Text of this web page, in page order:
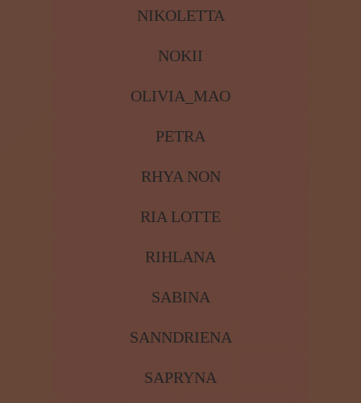
NIKOLETTA
NOKII
OLIVIA_MAO
PETRA
RHYA NON
RIA LOTTE
RIHLANA
SABINA
SANNDRIENA
SAPRYNA